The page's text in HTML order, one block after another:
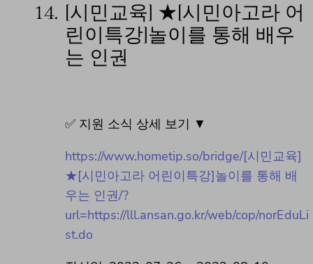
14. [시민교육] ★[시민아고라 어
린이특강]놀이를 통해 배우
는 인권
✅ 지원 소식 상세 보기 ▼
https://www.hometip.so/bridge/[시민교육]
★[시민아고라 어린이특강]놀이를 통해 배
우는 인권/?
url=https://lll.ansan.go.kr/web/cop/norEduLi
st.do